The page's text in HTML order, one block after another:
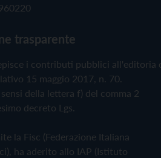
trasparente
i contributi pubblici all'editoria
15 maggio 2017, n. 70.
della lettera f) del comma 2
decreto Lgs.
la Fisc (Federazione Italiana
ha aderito allo IAP (Istituto